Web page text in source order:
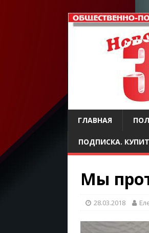
ГЛАВНАЯ
ПОДПИСКА.
Мы
28.03.2018